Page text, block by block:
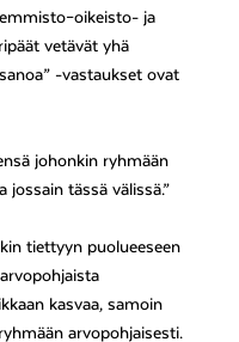
ja
vetävät yhä
-vastaukset ovat
johonkin ryhmään
jossain tässä välissä.”
tiettyyn puolueeseen
kasvaa, samoin
arvopohjaisesti.